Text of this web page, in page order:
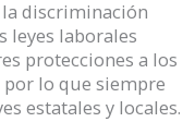
discriminación
leyes laborales
protecciones a los
por lo que siempre
estatales y locales.